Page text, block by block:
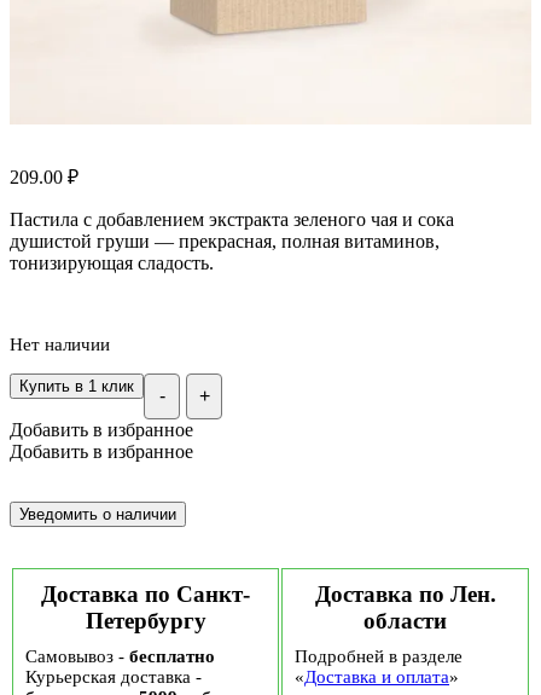
209.00 ₽
Пастила с добавлением экстракта зеленого чая и сока
душистой груши — прекрасная, полная витаминов,
тонизирующая сладость.
Нет наличии
- +
Купить в 1 клик
Добавить в избранное
Добавить в избранное
Доставка по Санкт-
Петербургу
Самовывоз - бесплатно
Курьерская доставка -
Доставка по Лен.
области
Подробней в разделе
«Доставка и оплата»